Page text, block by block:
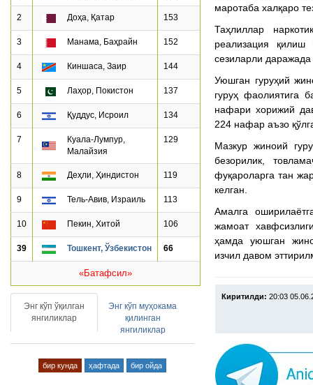
2 Доҳа, Қатар 153
3 Манама, Баҳрайн 152
4 Киншаса, Заир 144
5 Лаҳор, Покистон 137
6 Қуддус, Исроил 134
7
Куала-Лумпур,
Малайзия
129
8 Деҳли, Ҳиндистон 119
9 Тель-Авив, Израиль 113
10 Пекин, Хитой 106
39 Тошкент, Ўзбекистон 66
«Батафсил»
Энг кўп ўқилган
янгиликлар
Энг кўп муҳокама
қилинган
янгиликлар
бир кунда ҳафтада бир ойда
маротаба халқаро
Таҳлиллар
реализация қилиш
сезиларли
Уюшган гуруҳий
гуруҳ фаолиятига
нафари хорижий
224 нафар аъзо
Мазкур жиноий
безорилик,
фуқароларга тан
келган.
Амалга
жамоат
ҳамда уюшган
изчил давом
Киритилди: 20:03